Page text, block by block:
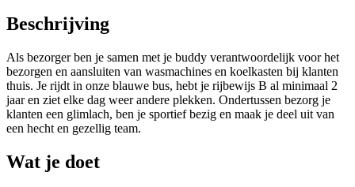
Beschrijving
Als bezorger ben je samen met je buddy verantwoordelijk voor het
bezorgen en aansluiten van wasmachines en koelkasten bij klanten
thuis. Je rijdt in onze blauwe bus, hebt je rijbewijs B al minimaal 2
jaar en ziet elke dag weer andere plekken. Ondertussen bezorg je
klanten een glimlach, ben je sportief bezig en maak je deel uit van
een hecht en gezellig team.
Wat je doet